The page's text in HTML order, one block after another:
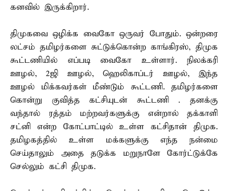
கனவில் இருக்கிறார்.
திமுகவை ஒழிக்க வைகோ ஒருவர் போதும். ஒன்றரை
லட்சம் தமிழர்களை சுட்டுக்கொன்ற காங்கிரஸ், திமுக
கூட்டணியில் எப்படி வைகோ உள்ளார். நிலக்கரி
ஊழல், 2ஜி ஊழல், ஹெலிகாப்டர் ஊழல், இந்த
ஊழல் மிக்கவர்கள் மீண்டும் கூட்டணி. தமிழர்களை
கொன்று குவித்த கட்சியுடன் கூட்டணி . தனக்கு
வந்தால் ரத்தம் மற்றவர்களுக்கு என்றால் தக்காளி
சட்னி என்ற கோட்பாட்டில் உள்ள கட்சிதான் திமுக.
தமிழகத்தில் உள்ள மக்களுக்கு எந்த நன்மை
செய்தாலும் அதை தடுக்க மறுநாளே கோர்ட்டுக்கே
செல்லும் கட்சி திமுக.